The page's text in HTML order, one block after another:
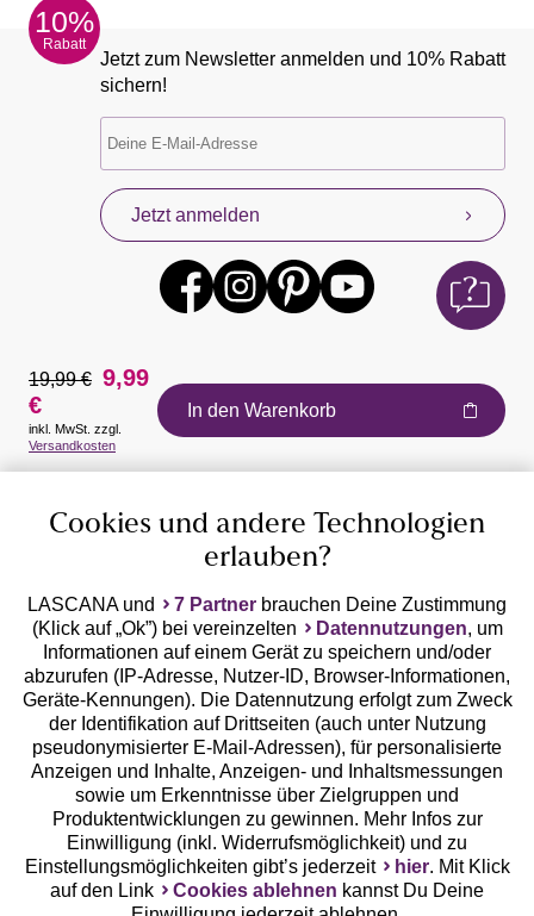
10%
Rabatt
Jetzt zum Newsletter anmelden und 10% Rabatt
sichern!
Jetzt anmelden
Auszeichnungen
Geprüfte Sicherheit
Unsere Apps
19,99 € 9,99
€
inkl. MwSt. zzgl.
Versandkosten
In den Warenkorb
Cookies und andere Technologien
erlauben?
LASCANA und 7 Partner brauchen Deine Zustimmung
(Klick auf „Ok”) bei vereinzelten
Datennutzungen, um
Informationen auf einem Gerät zu speichern und/oder
abzurufen (IP-Adresse, Nutzer-ID, Browser-Informationen,
Geräte-Kennungen). Die Datennutzung erfolgt zum Zweck
der Identifikation auf Drittseiten (auch unter Nutzung
pseudonymisierter E-Mail-Adressen), für personalisierte
Anzeigen und Inhalte, Anzeigen- und Inhaltsmessungen
sowie um Erkenntnisse über Zielgruppen und
Produktentwicklungen zu gewinnen. Mehr Infos zur
Einwilligung (inkl. Widerrufsmöglichkeit) und zu
Einstellungsmöglichkeiten gibt’s jederzeit
hier. Mit Klick
auf den Link
Cookies ablehnen kannst Du Deine